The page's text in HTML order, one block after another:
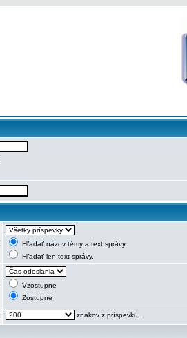
Hľadať názov témy a text správy.
Hľadať len text správy.
Vzostupne
Zostupne
znakov z príspevku.